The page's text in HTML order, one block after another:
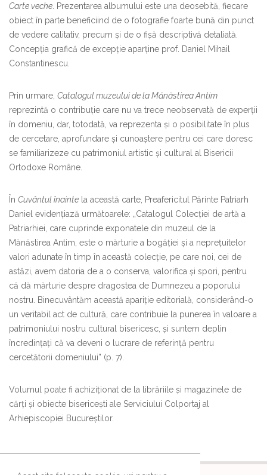
Carte veche . Prezentarea albumului este una deosebită, fiecare
obiect în parte beneficiind de o fotografie foarte bună din punct
de vedere calitativ, precum și de o fișă descriptivă detaliată.
Concepția grafică de excepție aparține prof. Daniel Mihail
Constantinescu.
Prin urmare, Catalogul muzeului de la Mănăstirea Antim
reprezintă o contribuție care nu va trece neobservată de experții
în domeniu, dar, totodată, va reprezenta și o posibilitate în plus
de cercetare, aprofundare și cunoaștere pentru cei care doresc
se familiarizeze cu patrimoniul artistic și cultural al Bisericii
Ortodoxe Române.
În Cuvântul înainte la această carte, Preafericitul Părinte Patriarh
Daniel evidențiază următoarele: „Catalogul Colecției de artă a
Patriarhiei, care cuprinde exponatele din muzeul de la
Mănăstirea Antim, este o mărturie a bogăției și a neprețuitelor
valori adunate în timp în această colecție, pe care noi, cei de
astăzi, avem datoria de a o conserva, valorifica și spori, pentru
că dă mărturie despre dragostea de Dumnezeu a poporului
nostru. Binecuvântăm această apariție editorială, considerând-o
un veritabil act de cultură, care contribuie la punerea în valoare a
patrimoniului nostru cultural bisericesc, și suntem deplin
încredințați că va deveni o lucrare de referință pentru
cercetătorii domeniului” (p. 7).
Volumul poate fi achiziționat de la librăriile și magazinele de
cărți și obiecte bisericești ale Serviciului Colportaj al
Arhiepiscopiei Bucureștilor.